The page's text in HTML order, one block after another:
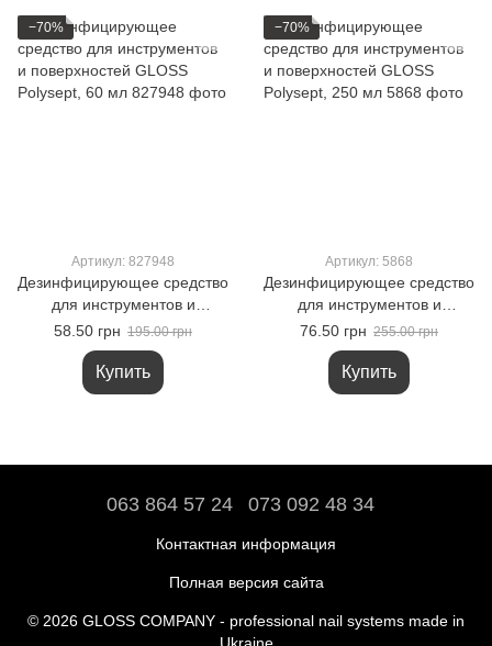
−70%
Артикул: 827948
Дезинфицирующее средство
для инструментов и
поверхностей GLOSS
Polysept, 60 мл
58.50 грн 195.00 грн
Купить
−70%
Артикул: 5868
Дезинфицирующее средство
для инструментов и
поверхностей GLOSS
Polysept, 250 мл
76.50 грн 255.00 грн
Купить
063 864 57 24 073 092 48 34
Контактная информация
Полная версия сайта
© 2026 GLOSS COMPANY - professional nail systems made in